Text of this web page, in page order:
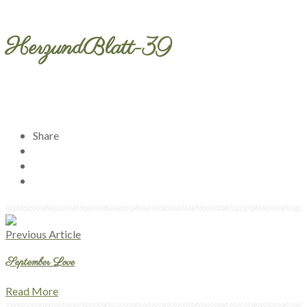
HerzundBlatt-39
Share
Previous Article
September Love
Read More